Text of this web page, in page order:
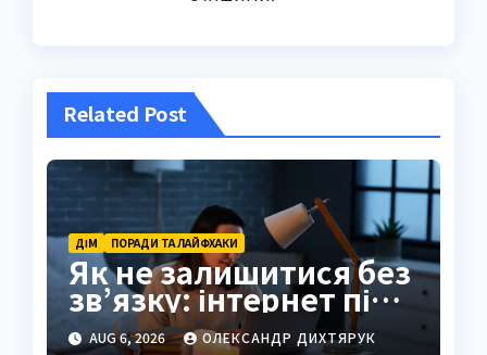
Related Post
ДІМ ПОРАДИ ТА ЛАЙФХАКИ
Як не залишитися без
зв’язку: інтернет під
час відключень світла
AUG 6, 2026 ОЛЕКСАНДР ДИХТЯРУК